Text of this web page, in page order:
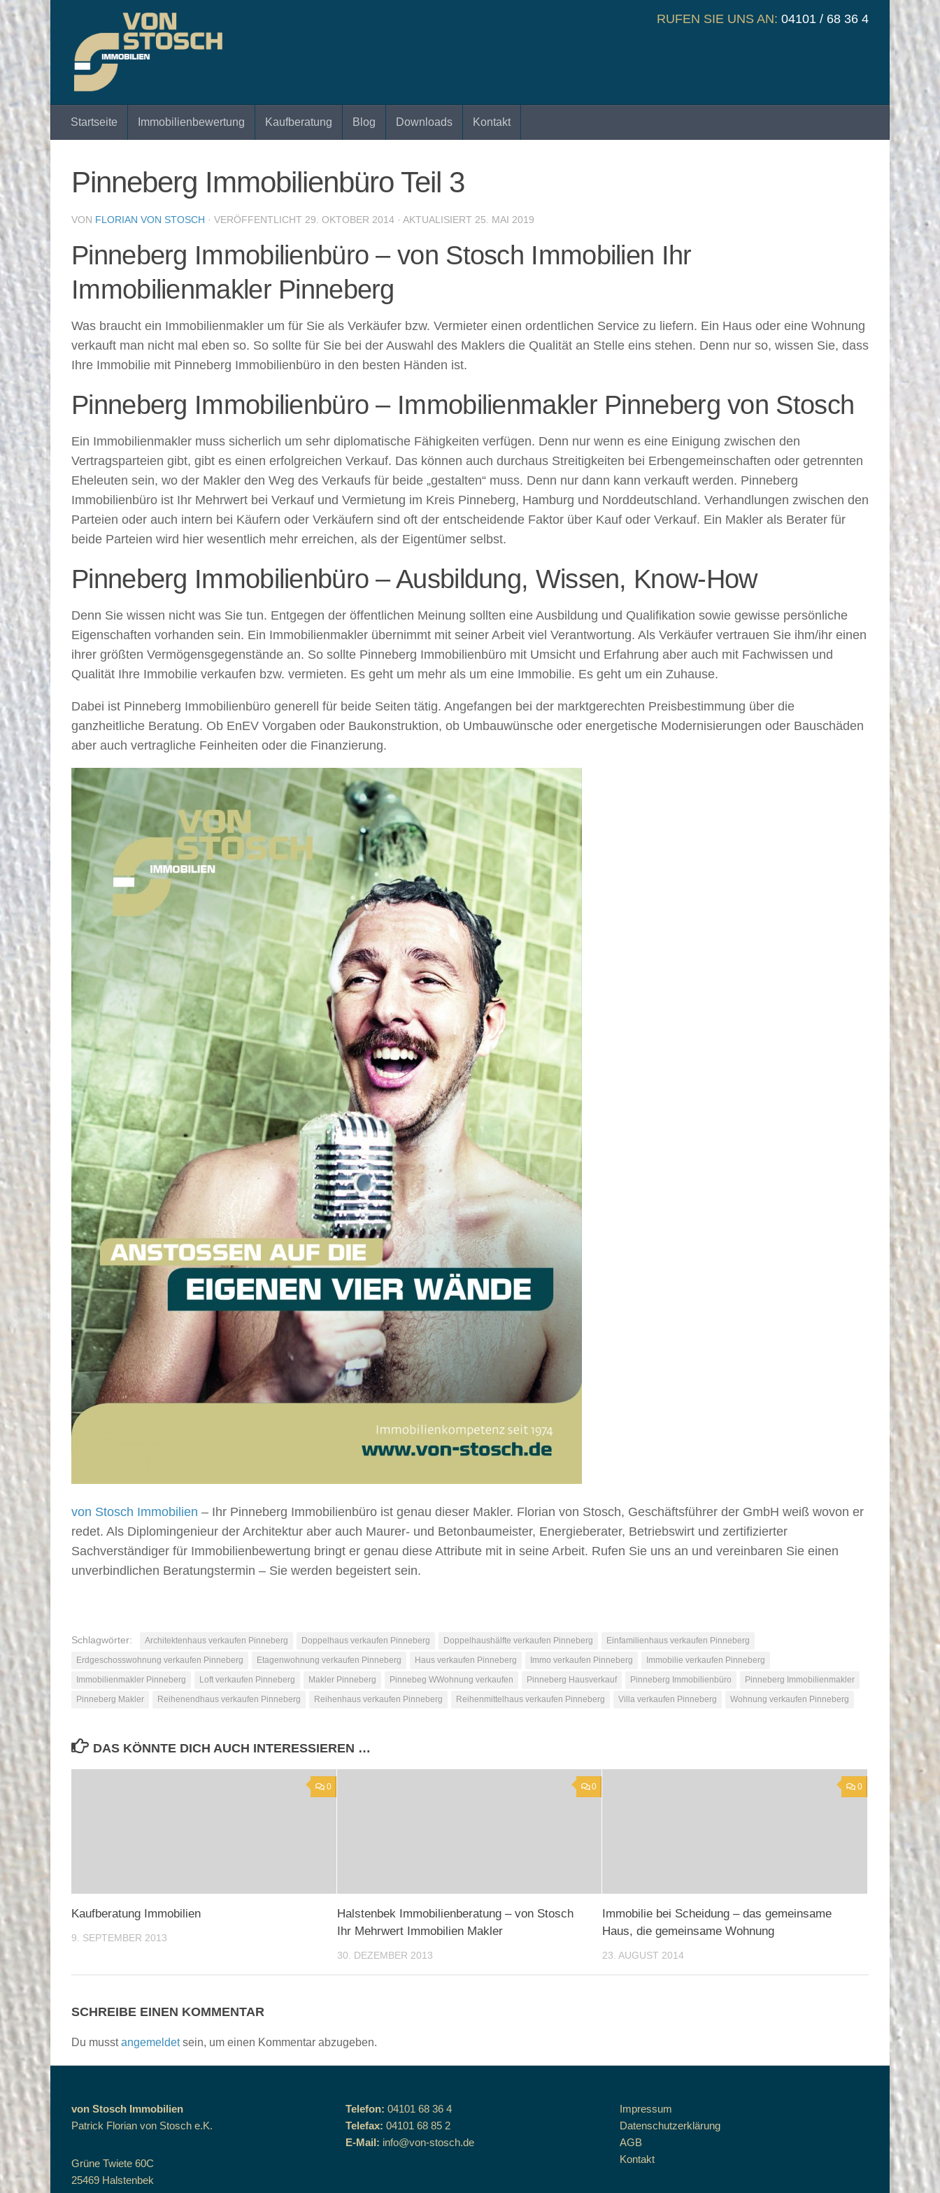
Zum Inhalt springen RUFEN SIE UNS AN: 04101 / 68 36 4
Startseite Immobilienbewertung Kaufberatung Blog Downloads Kontakt
Pinneberg Immobilienbüro Teil 3
VON FLORIAN VON STOSCH · VERÖFFENTLICHT 29. OKTOBER 2014 · AKTUALISIERT 25. MAI 2019
Pinneberg Immobilienbüro – von Stosch Immobilien Ihr
Immobilienmakler Pinneberg
Was braucht ein Immobilienmakler um für Sie als Verkäufer bzw. Vermieter einen ordentlichen Service zu liefern. Ein Haus oder eine Wohnung
verkauft man nicht mal eben so. So sollte für Sie bei der Auswahl des Maklers die Qualität an Stelle eins stehen. Denn nur so, wissen Sie, dass
Ihre Immobilie mit Pinneberg Immobilienbüro in den besten Händen ist.
Pinneberg Immobilienbüro – Immobilienmakler Pinneberg von Stosch
Ein Immobilienmakler muss sicherlich um sehr diplomatische Fähigkeiten verfügen. Denn nur wenn es eine Einigung zwischen den
Vertragsparteien gibt, gibt es einen erfolgreichen Verkauf. Das können auch durchaus Streitigkeiten bei Erbengemeinschaften oder getrennten
Eheleuten sein, wo der Makler den Weg des Verkaufs für beide „gestalten“ muss. Denn nur dann kann verkauft werden. Pinneberg
Immobilienbüro ist Ihr Mehrwert bei Verkauf und Vermietung im Kreis Pinneberg, Hamburg und Norddeutschland. Verhandlungen zwischen den
Parteien oder auch intern bei Käufern oder Verkäufern sind oft der entscheidende Faktor über Kauf oder Verkauf. Ein Makler als Berater für
beide Parteien wird hier wesentlich mehr erreichen, als der Eigentümer selbst.
Pinneberg Immobilienbüro – Ausbildung, Wissen, Know-How
Denn Sie wissen nicht was Sie tun. Entgegen der öffentlichen Meinung sollten eine Ausbildung und Qualifikation sowie gewisse persönliche
Eigenschaften vorhanden sein. Ein Immobilienmakler übernimmt mit seiner Arbeit viel Verantwortung. Als Verkäufer vertrauen Sie ihm/ihr einen
ihrer größten Vermögensgegenstände an. So sollte Pinneberg Immobilienbüro mit Umsicht und Erfahrung aber auch mit Fachwissen und
Qualität Ihre Immobilie verkaufen bzw. vermieten. Es geht um mehr als um eine Immobilie. Es geht um ein Zuhause.
Dabei ist Pinneberg Immobilienbüro generell für beide Seiten tätig. Angefangen bei der marktgerechten Preisbestimmung über die
ganzheitliche Beratung. Ob EnEV Vorgaben oder Baukonstruktion, ob Umbauwünsche oder energetische Modernisierungen oder Bauschäden
aber auch vertragliche Feinheiten oder die Finanzierung.
von Stosch Immobilien – Ihr Pinneberg Immobilienbüro ist genau dieser Makler. Florian von Stosch, Geschäftsführer der GmbH weiß wovon er
redet. Als Diplomingenieur der Architektur aber auch Maurer- und Betonbaumeister, Energieberater, Betriebswirt und zertifizierter
Sachverständiger für Immobilienbewertung bringt er genau diese Attribute mit in seine Arbeit. Rufen Sie uns an und vereinbaren Sie einen
unverbindlichen Beratungstermin – Sie werden begeistert sein.
Schlagwörter: Architektenhaus verkaufen Pinneberg Doppelhaus verkaufen Pinneberg Doppelhaushälfte verkaufen Pinneberg
Einfamilienhaus verkaufen Pinneberg
Erdgeschosswohnung verkaufen Pinneberg
Etagenwohnung verkaufen Pinneberg Haus verkaufen Pinneberg Immo verkaufen Pinneberg
Immobilie verkaufen Pinneberg
Immobilienmakler Pinneberg
Loft verkaufen Pinneberg Makler Pinneberg Pinnebeg WWohnung verkaufen Pinneberg Hausverkauf Pinneberg Immobilienbüro
Pinneberg Immobilienmakler
Pinneberg Makler
Reihenendhaus verkaufen Pinneberg Reihenhaus verkaufen Pinneberg Reihenmittelhaus verkaufen Pinneberg Villa verkaufen Pinneberg Wohnung verkaufen Pinneberg
DAS KÖNNTE DICH AUCH INTERESSIEREN …
0
Kaufberatung Immobilien
9. SEPTEMBER 2013
0
Halstenbek Immobilienberatung – von Stosch
Ihr Mehrwert Immobilien Makler
30. DEZEMBER 2013
0
Immobilie bei Scheidung – das gemeinsame
Haus, die gemeinsame Wohnung
23. AUGUST 2014
SCHREIBE EINEN KOMMENTAR
Du musstangemeldetsein, um einen Kommentar abzugeben.
von Stosch Immobilien
Patrick Florian von Stosch e.K.
Grüne Twiete 60C
25469 Halstenbek
Telefon: 04101 68 36 4
Telefax: 04101 68 85 2
E-Mail: info@von-stosch.de
Impressum
Datenschutzerklärung
AGB
Kontakt